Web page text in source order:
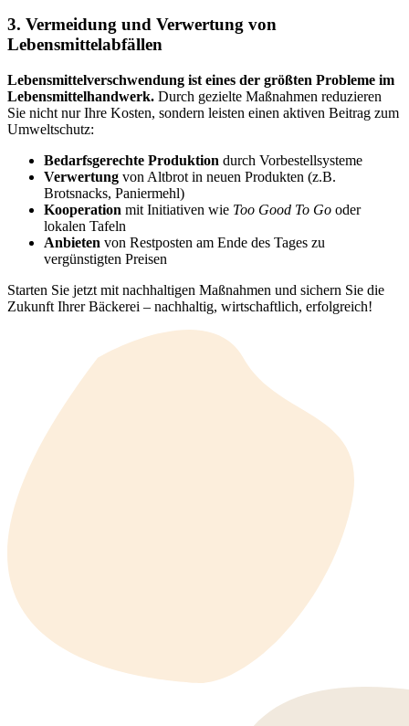
3. Vermeidung und Verwertung von
Lebensmittelabfällen
Lebensmittelverschwendung ist eines der größten Probleme im
Lebensmittelhandwerk. Durch gezielte Maßnahmen reduzieren
Sie nicht nur Ihre Kosten, sondern leisten einen aktiven Beitrag zum
Umweltschutz:
Bedarfsgerechte Produktion durch Vorbestellsysteme
Verwertung von Altbrot in neuen Produkten (z.B.
Brotsnacks, Paniermehl)
Kooperation mit Initiativen wie Too Good To Go oder
lokalen Tafeln
Anbieten von Restposten am Ende des Tages zu
vergünstigten Preisen
Starten Sie jetzt mit nachhaltigen Maßnahmen und sichern Sie die
Zukunft Ihrer Bäckerei – nachhaltig, wirtschaftlich, erfolgreich!